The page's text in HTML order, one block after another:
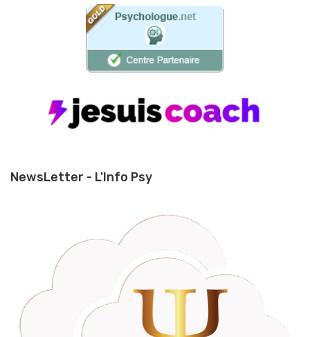
NewsLetter - L'Info Psy